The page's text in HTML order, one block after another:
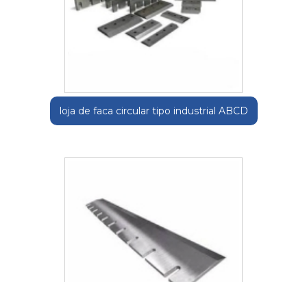
loja de faca circular tipo industrial ABCD